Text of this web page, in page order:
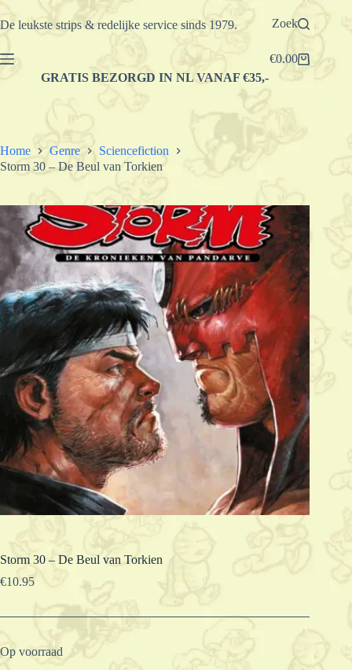
Ga
naar
De leukste strips & redelijke service sinds 1979. Zoek
Winkelwagen
€0.00
GRATIS BEZORGD IN NL VANAF €35,-
Home Genre
Sciencefiction
Storm 30 – De Beul van Torkien
Storm 30 – De Beul van Torkien
€10.95
Op voorraad